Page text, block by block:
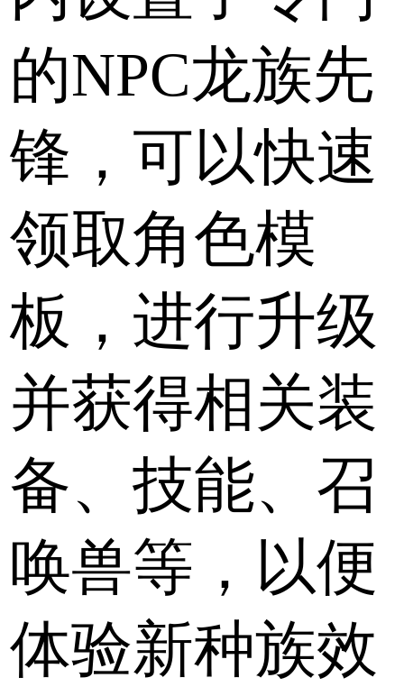
的NPC龙族先
锋，可以快速
领取角色模
板，进行升级
并获得相关装
备、技能、召
唤兽等，以便
体验新种族效